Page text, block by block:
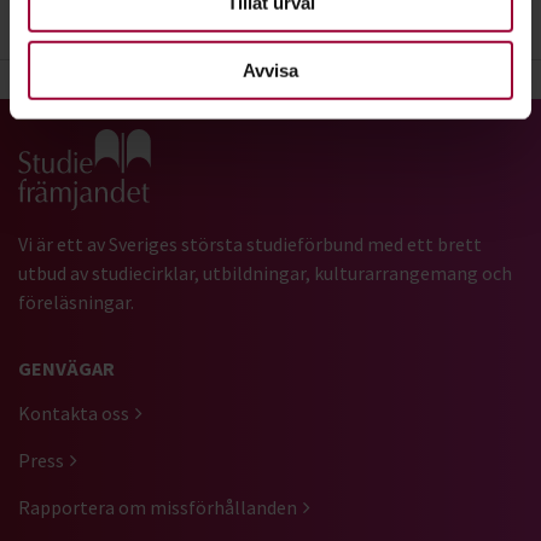
Avvisa
2. Adress
Gå till studiefrämjandets startsida
Vi är ett av Sveriges största studieförbund med ett brett
utbud av studiecirklar, utbildningar, kulturarrangemang och
föreläsningar.
GENVÄGAR
Kontakta oss
Press
Rapportera om missförhållanden